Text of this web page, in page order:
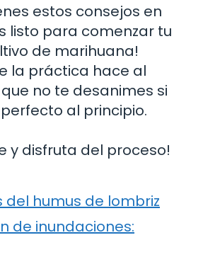
estos consejos en
listo para comenzar tu
de marihuana!
la práctica hace al
no te desanimes si
al principio.
y disfruta del proceso!
del humus de lombriz
de inundaciones: